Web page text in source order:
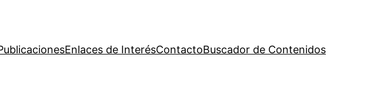
Enlaces de InterésContactoBuscador de Contenidos